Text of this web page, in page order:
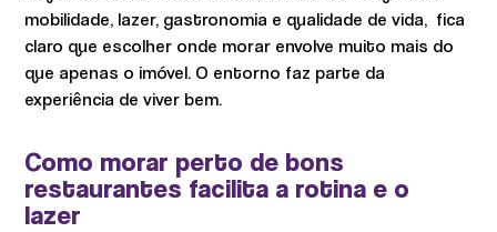
mobilidade, lazer, gastronomia e qualidade de vida, fica
claro que escolher onde morar envolve muito mais do
que apenas o imóvel. O entorno faz parte da
experiência de viver bem.
Como morar perto de bons
restaurantes facilita a rotina e o
lazer